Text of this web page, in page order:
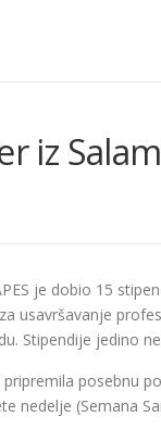
iz
je dobio 15
usavršavanje
Stipendije jedino
posebnu
nedelje (Semana